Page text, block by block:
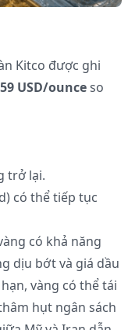
Kitco được ghi
59 USD/ounceso
trở lại.
có thể tiếp tục
có khả năng
dịu bớt và giá dầu
vàng có thể tái
hụt ngân sách